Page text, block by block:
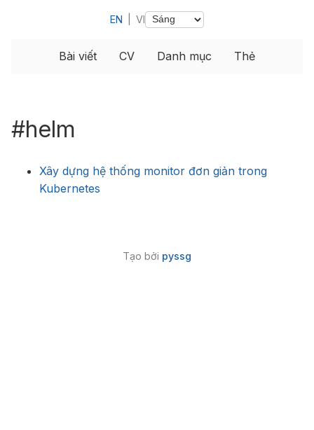
EN VI
Bài viết CV Danh mục Thẻ
#helm
Xây dựng hệ thống monitor đơn giản trong
Kubernetes
Tạo bởi pyssg